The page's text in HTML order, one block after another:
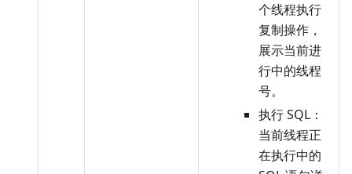
个线程执行
复制操作，
展示当前进
行中的线程
号。
执行 SQL：
当前线程正
在执行中的